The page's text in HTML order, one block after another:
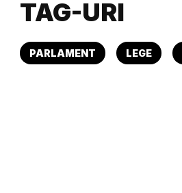
TAG-URI
PARLAMENT LEGE